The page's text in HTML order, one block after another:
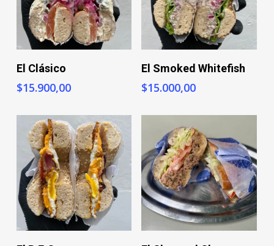
El Clásico
$15.900,00
+ Info
El Smoked Whitefish
$15.000,00
+ Info